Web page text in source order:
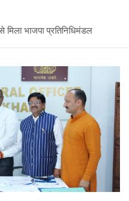
भाजपा प्रतिनिधिमंडल